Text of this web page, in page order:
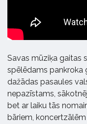
Savas mūziķa gaitas
spēlēdams pankroka
dažādas pasaules
nepazīstams,
bet ar laiku tās
bāriem, koncertzālēm